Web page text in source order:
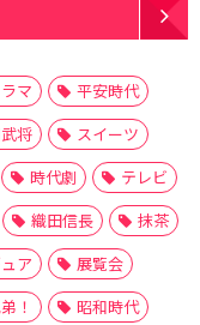
マ
平安時代
将
スイーツ
時代劇
テレビ
織田信長
抹茶
ア
展覧会
！
昭和時代